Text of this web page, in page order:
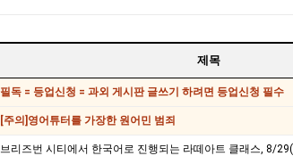
제목
필독 = 등업신청 = 과외 게시판 글쓰기 하려면 등업신청 필수
[주의]영어튜터를 가장한 원어민 범죄
브리즈번 시티에서 한국어로 진행되는 라떼아트 클래스, 8/